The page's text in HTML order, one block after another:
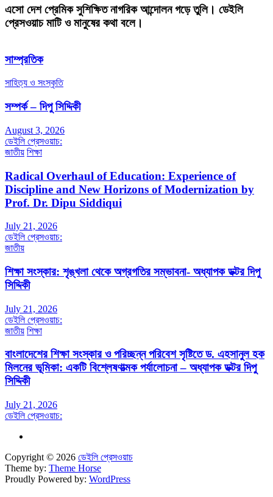
এসো দেশ প্রেমিক সুশিক্ষিত নাগরিক আন্দোলন গড়ে তুলি। ডেইলি
প্রেসওয়াচ মাটি ও মানুষের কথা বলে।
সাম্প্রতিক
সাহিত্য ও সংস্কৃতি
সম্পর্ক – দিপু সিদ্দিকী
August 3, 2026
ডেইলি প্রেসওয়াচ:
জাতীয় শিক্ষা
Radical Overhaul of Education: Experience of
Discipline and New Horizons of Modernization by
Prof. Dr. Dipu Siddiqui
July 21, 2026
ডেইলি প্রেসওয়াচ:
জাতীয়
শিক্ষা সংস্কার: শৃঙ্খলা থেকে অগ্রগতির সম্ভাবনা- অধ্যাপক ডক্টর দিপু
সিদ্দিকী
July 21, 2026
ডেইলি প্রেসওয়াচ:
জাতীয় শিক্ষা
বাংলাদেশের শিক্ষা সংস্কার ও পরিচ্ছন্ন পরিবেশ সৃষ্টিতে ড. এহসানুল হক
মিলনের ভূমিকা: একটি বিশ্লেষণাত্মক পর্যালোচনা – অধ্যাপক ডক্টর দিপু
সিদ্দিকী
July 21, 2026
ডেইলি প্রেসওয়াচ:
Copyright © 2026 ডেইলি প্রেসওয়াচ
Theme by: Theme Horse
Proudly Powered by: WordPress